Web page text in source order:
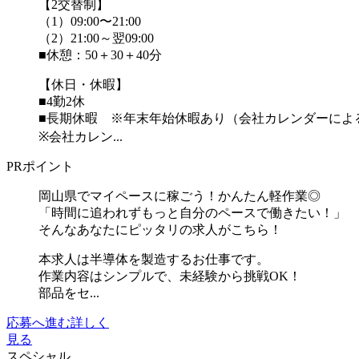
【2交替制】
（1）09:00〜21:00
（2）21:00～翌09:00
■休憩：50＋30＋40分
【休日・休暇】
■4勤2休
■長期休暇 ※年末年始休暇あり（会社カレンダーによ
※会社カレン...
PRポイント
岡山県でマイペースに稼ごう！かんたん軽作業◎
「時間に追われずもっと自分のペースで働きたい！」
そんなあなたにピッタリの求人がこちら！
本求人は半導体を製造するお仕事です。
作業内容はシンプルで、未経験から挑戦OK！
部品をセ...
応募へ進む詳しく
見る
スペシャル